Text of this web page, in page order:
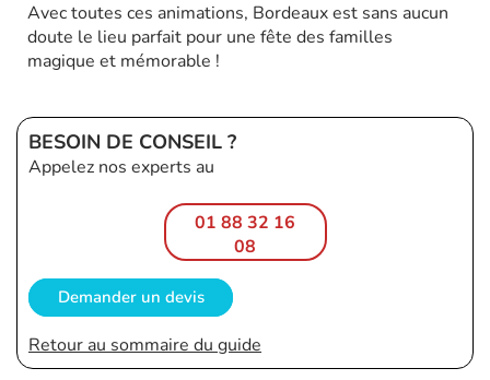
Avec toutes ces animations, Bordeaux est sans aucun
doute le lieu parfait pour une fête des familles
magique et mémorable !
BESOIN DE CONSEIL ?
Appelez nos experts au
01 88 32 16
08
Demander un devis
Retour au sommaire du guide